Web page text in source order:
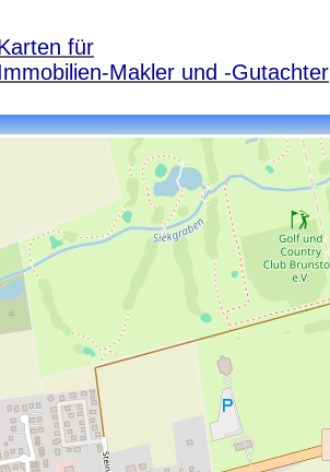
für
Makler und -Gutachter